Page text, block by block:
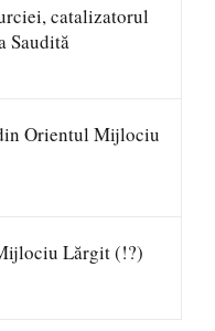
catalizatorul
Saudită
Orientul Mijlociu
Lărgit (!?)